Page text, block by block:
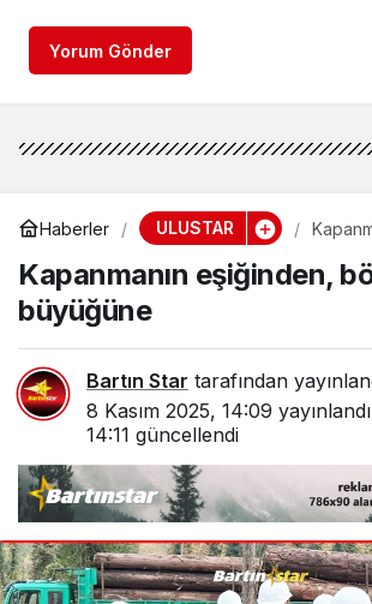
Yorum Gönder
Haberler ULUSTAR
Kapanmanın eşiğinden,
büyüğüne
Bartın Star tarafından
8 Kasım 2025, 14:09 yayınlandı
14:11 güncellendi